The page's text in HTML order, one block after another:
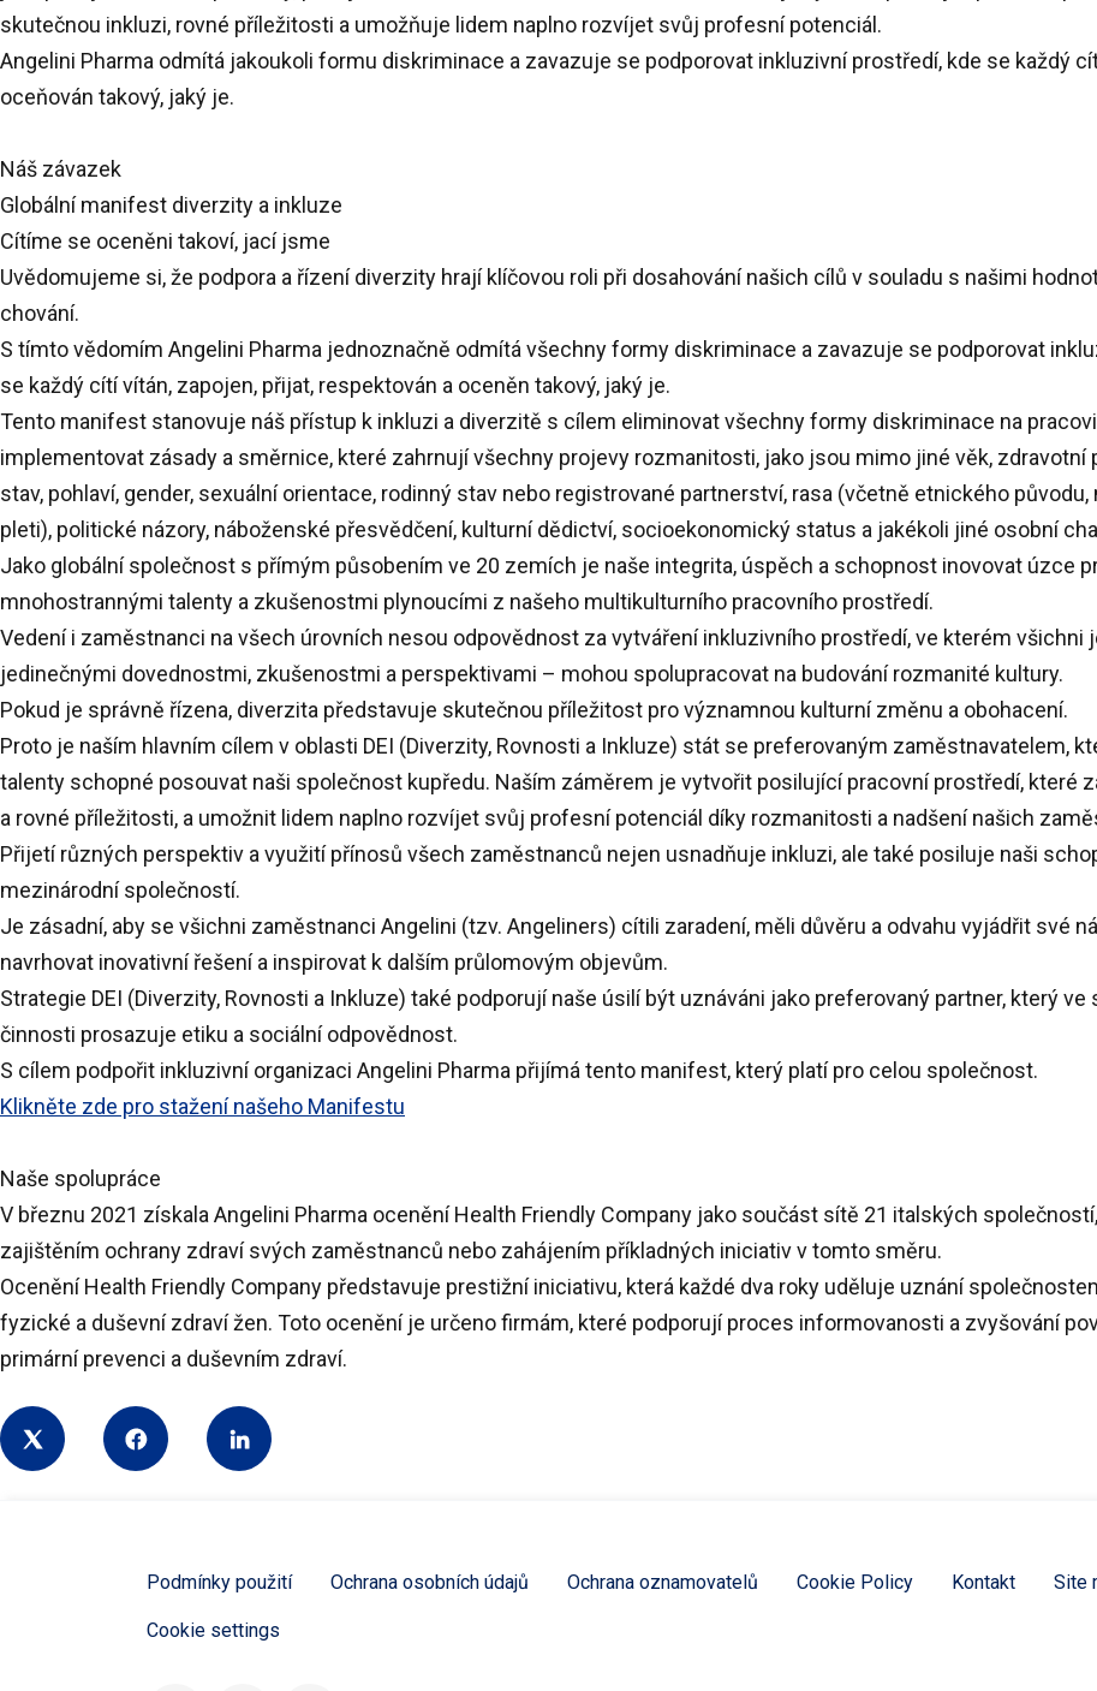
skutečnou inkluzi, rovné příležitosti a umožňuje lidem naplno rozvíjet svůj profesní potenciál.
Angelini Pharma odmítá jakoukoli formu diskriminace a zavazuje se podporovat inkluzivní prostředí, kde se každý
oceňován takový, jaký je.
Náš závazek
Globální manifest diverzity a inkluze
Cítíme se oceněni takoví, jací jsme
Uvědomujeme si, že podpora a řízení diverzity hrají klíčovou roli při dosahování našich cílů v souladu s našimi
chování.
S tímto vědomím Angelini Pharma jednoznačně odmítá všechny formy diskriminace a zavazuje se podporovat
se každý cítí vítán, zapojen, přijat, respektován a oceněn takový, jaký je.
Tento manifest stanovuje náš přístup k inkluzi a diverzitě s cílem eliminovat všechny formy diskriminace na
implementovat zásady a směrnice, které zahrnují všechny projevy rozmanitosti, jako jsou mimo jiné věk, zdravotní
stav, pohlaví, gender, sexuální orientace, rodinný stav nebo registrované partnerství, rasa (včetně etnického
pleti), politické názory, náboženské přesvědčení, kulturní dědictví, socioekonomický status a jakékoli jiné osobní
Jako globální společnost s přímým působením ve 20 zemích je naše integrita, úspěch a schopnost inovovat úzce
mnohostrannými talenty a zkušenostmi plynoucími z našeho multikulturního pracovního prostředí.
Vedení i zaměstnanci na všech úrovních nesou odpovědnost za vytváření inkluzivního prostředí, ve kterém všichni
jedinečnými dovednostmi, zkušenostmi a perspektivami – mohou spolupracovat na budování rozmanité kultury.
Pokud je správně řízena, diverzita představuje skutečnou příležitost pro významnou kulturní změnu a obohacení.
Proto je naším hlavním cílem v oblasti DEI (Diverzity, Rovnosti a Inkluze) stát se preferovaným zaměstnavatelem,
talenty schopné posouvat naši společnost kupředu. Naším záměrem je vytvořit posilující pracovní prostředí, které
a rovné příležitosti, a umožnit lidem naplno rozvíjet svůj profesní potenciál díky rozmanitosti a nadšení našich
Přijetí různých perspektiv a využití přínosů všech zaměstnanců nejen usnadňuje inkluzi, ale také posiluje naši
mezinárodní společností.
Je zásadní, aby se všichni zaměstnanci Angelini (tzv. Angeliners) cítili zaradení, měli důvěru a odvahu vyjádřit své
navrhovat inovativní řešení a inspirovat k dalším průlomovým objevům.
Strategie DEI (Diverzity, Rovnosti a Inkluze) také podporují naše úsilí být uznáváni jako preferovaný partner, který
činnosti prosazuje etiku a sociální odpovědnost.
S cílem podpořit inkluzivní organizaci Angelini Pharma přijímá tento manifest, který platí pro celou společnost.
Klikněte zde pro stažení našeho Manifestu
Naše spolupráce
V březnu 2021 získala Angelini Pharma oceněníHealth Friendly Company jako součást sítě 21 italských
zajištěním ochrany zdraví svých zaměstnanců nebo zahájením příkladných iniciativ v tomto směru.
OceněníHealth Friendly Company představuje prestižní iniciativu, která každé dva roky uděluje uznání
fyzické a duševní zdraví žen. Toto ocenění je určeno firmám, které podporují proces informovanosti a zvyšování
primární prevenci a duševním zdraví.
Share
Podmínky použití Ochrana osobních údajů Ochrana oznamovatelů Cookie Policy Kontakt Site
Cookie settings